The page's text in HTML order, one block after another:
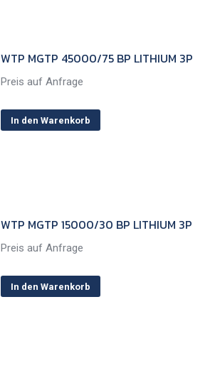
WTP MGTP 45000/75 BP LITHIUM 3P
Preis auf Anfrage
In den Warenkorb
WTP MGTP 15000/30 BP LITHIUM 3P
Preis auf Anfrage
In den Warenkorb